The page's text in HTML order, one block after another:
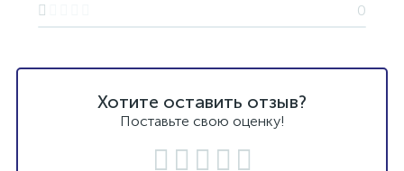
Хотите оставить отзыв?
Поставьте свою оценку!
0